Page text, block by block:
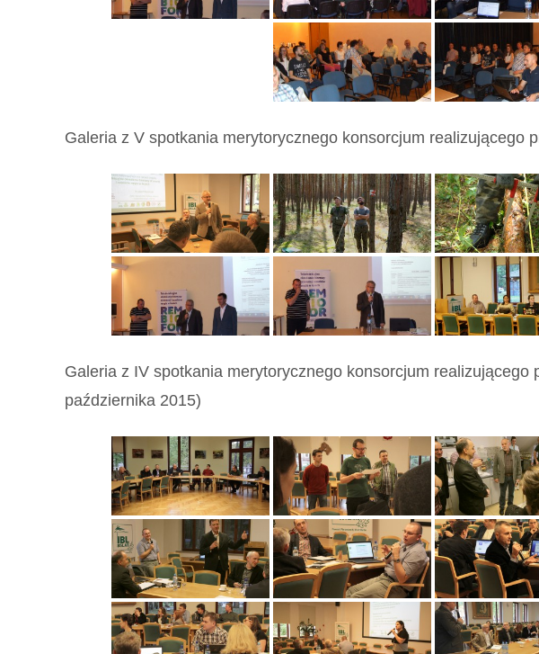
Galeria z V spotkania merytorycznego konsorcjum realizującego
Galeria z IV spotkania merytorycznego konsorcjum realizującego
października 2015)